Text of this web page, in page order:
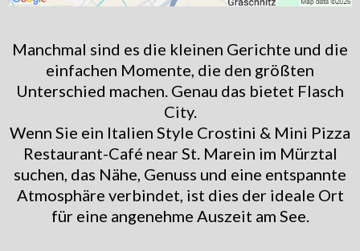
Manchmal sind es die kleinen Gerichte und die
einfachen Momente, die den größten
Unterschied machen. Genau das bietet Flasch
City.
Wenn Sie ein Italien Style Crostini & Mini Pizza
Restaurant-Café near St. Marein im Mürztal
suchen, das Nähe, Genuss und eine entspannte
Atmosphäre verbindet, ist dies der ideale Ort
für eine angenehme Auszeit am See.